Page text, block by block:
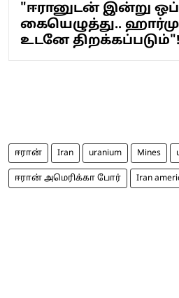
"ஈரானுடன் இன்று
கையெழுத்து..
உடனே
ஈரான் Iran uranium Mines
ஈரான் அமெரிக்கா போர் Iran